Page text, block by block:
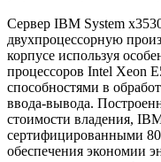
Сервер IBM System
двухпроцессорную
корпусе используя
процессоров Intel Xeon
способностями в
ввода-вывода.
стоимости владения,
сертифицированными
обеспечения экономии